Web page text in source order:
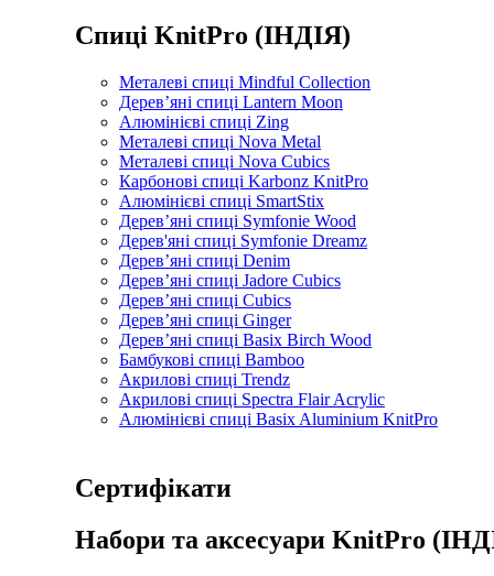
Спиці KnitPro (ІНДІЯ)
Металеві спиці Mindful Collection
Дерев’яні спиці Lantern Moon
Алюмінієві спиці Zing
Металеві спиці Nova Metal
Металеві спиці Nova Cubics
Карбонові спиці Karbonz KnitPro
Алюмінієві спиці SmartStix
Дерев’яні спиці Symfonie Wood
Дерев'яні спиці Symfonie Dreamz
Дерев’яні спиці Denim
Дерев’яні спиці Jadore Cubics
Дерев’яні спиці Cubics
Дерев’яні спиці Ginger
Дерев’яні спиці Basix Birch Wood
Бамбукові спиці Bamboo
Акрилові спиці Trendz
Акрилові спиці Spectra Flair Acrylic
Алюмінієві спиці Basix Aluminium KnitPro
Сертифікати
Набори та аксесуари KnitPro